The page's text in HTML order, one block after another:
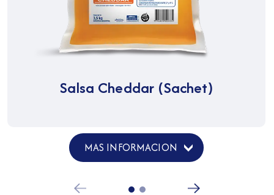
Salsa Cheddar (Sachet)
MAS INFORMACION›